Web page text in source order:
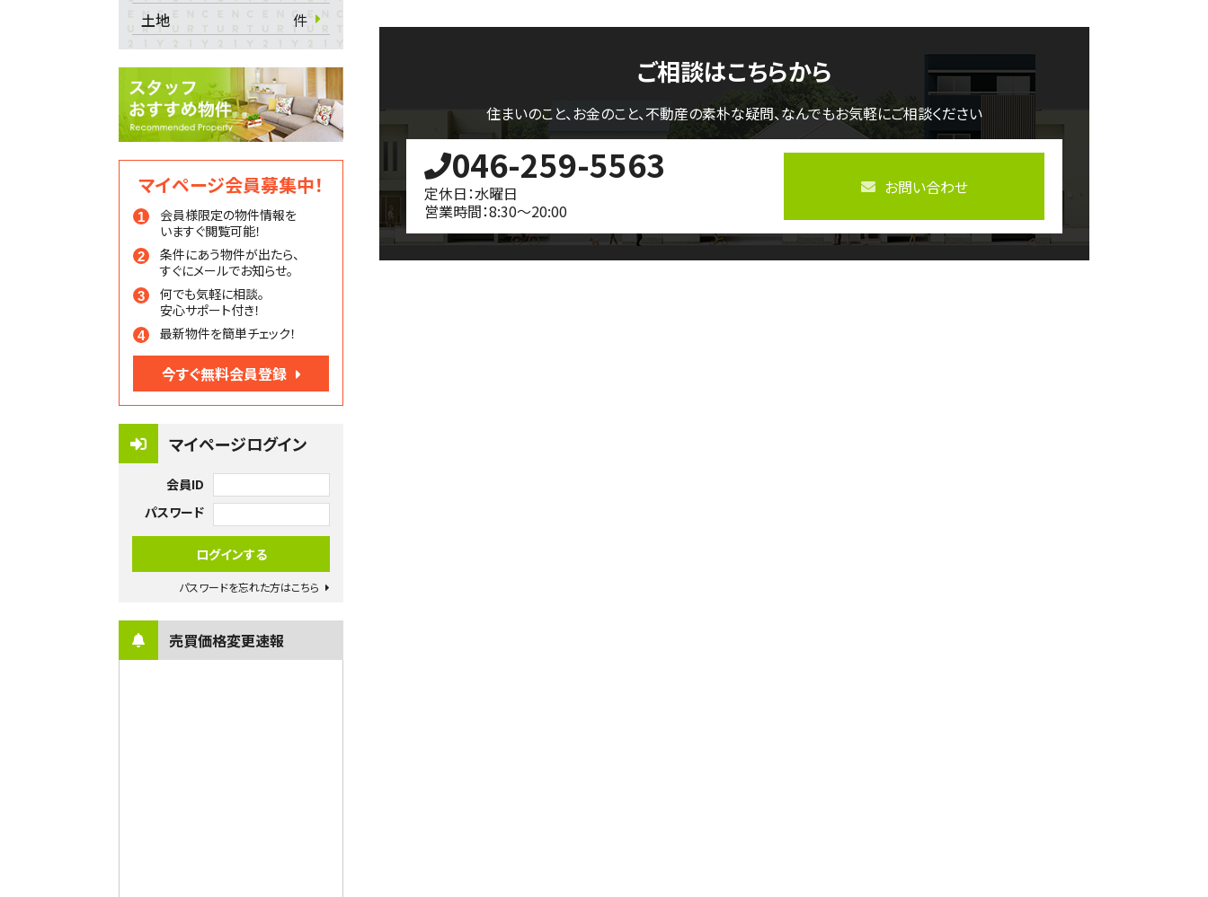
土地
件
マイページ会員募集中！
会員様限定の物件情報を
いますぐ閲覧可能！
条件にあう物件が出たら、
すぐにメールでお知らせ。
何でも気軽に相談。
安心サポート付き！
最新物件を簡単チェック！
今すぐ無料会員登録
マイページログイン
会員ID
パスワード
パスワードを忘れた方はこちら
売買価格変更速報
ご相談はこちらから
住まいのこと、お金のこと、不動産の素朴な疑問、なんでもお気軽にご相談ください
046-259-5563
定休日：水曜日
営業時間：8:30～20:00
お問い合わせ